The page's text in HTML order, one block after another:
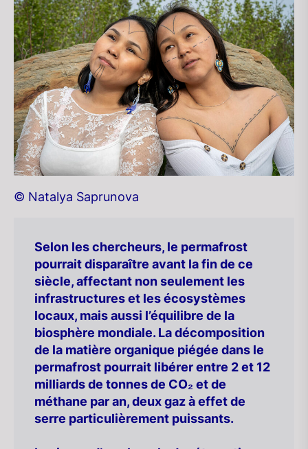
© Natalya Saprunova
Selon les chercheurs, le permafrost
pourrait disparaître avant la fin de ce
siècle, affectant non seulement les
infrastructures et les écosystèmes
locaux, mais aussi l’équilibre de la
biosphère mondiale. La décomposition
de la matière organique piégée dans le
permafrost pourrait libérer entre 2 et 12
milliards de tonnes de CO₂ et de
méthane par an, deux gaz à effet de
serre particulièrement puissants.